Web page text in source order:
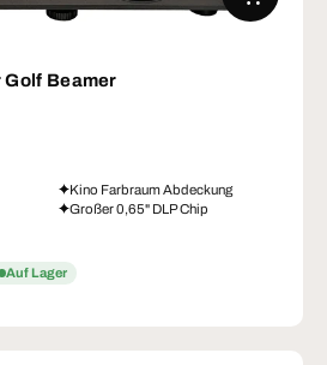
Golf Beamer
Kino Farbraum Abdeckung
Großer 0,65" DLP Chip
Auf Lager